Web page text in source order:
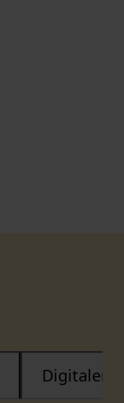
Digitaler